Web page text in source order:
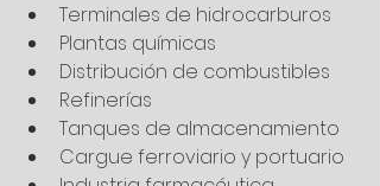
Terminales de hidrocarburos
Plantas químicas
Distribución de combustibles
Refinerías
Tanques de almacenamiento
Cargue ferroviario y portuario